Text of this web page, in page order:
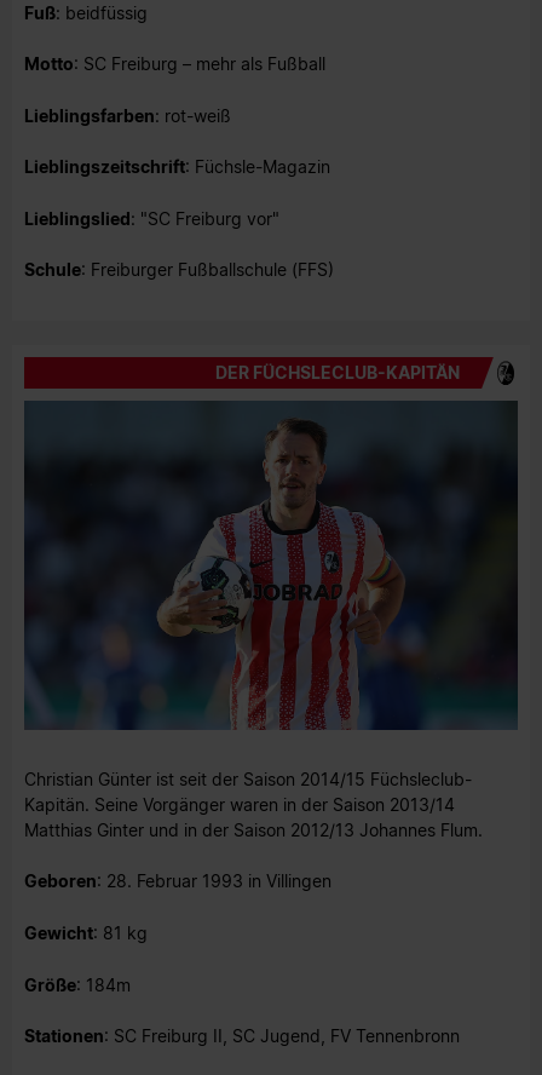
Fuß: beidfüssig
Motto: SC Freiburg – mehr als Fußball
Lieblingsfarben: rot-weiß
Lieblingszeitschrift: Füchsle-Magazin
Lieblingslied: "SC Freiburg vor"
Schule: Freiburger Fußballschule (FFS)
DER FÜCHSLECLUB-KAPITÄN
Christian Günter ist seit der Saison 2014/15 Füchsleclub-
Kapitän. Seine Vorgänger waren in der Saison 2013/14
Matthias Ginter und in der Saison 2012/13 Johannes Flum.
Geboren: 28. Februar 1993 in Villingen
Gewicht: 81 kg
Größe: 184m
Stationen: SC Freiburg II, SC Jugend, FV Tennenbronn